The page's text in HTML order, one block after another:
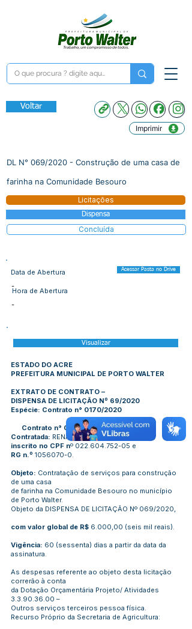
Voltar
Imprimir
DL N° 069/2020 - Construção de uma casa de
farinha na Comunidade Besouro
Licitações
Dispensa
Concluída
Data de Abertura Acessar Pasta no Drive
-
Hora de Abertura
-
Visualizar
ESTADO DO ACRE
PREFEITURA MUNICIPAL DE PORTO WALTER
EXTRATO DE CONTRATO –
DISPENSA DE LICITAÇÃO Nº 69/2020
Espécie: Contrato n° 0170/2020
Contrato n° 0170/2020
Contratada: RENATO FERREIRA
inscrito no CPF nº 022.604.752-05 e
RG n.º 1056070-0.
Objeto: Contratação de serviços para construção
de uma casa
de farinha na Comunidade Besouro no município
de Porto Walter.
Objeto da DISPENSA DE LICITAÇÃO Nº 069/2020,
com valor global de R$ 6.000,00 (seis mil reais).
Vigência: 60 (sessenta) dias a partir da data da
assinatura.
As despesas referente ao objeto desta licitação
correrão à conta
da Dotação Orçamentária Projeto/ Atividades
3.3.90.36.00 –
Outros serviços terceiros pessoa física.
Recurso Próprio da Secretaria de Agricultura: